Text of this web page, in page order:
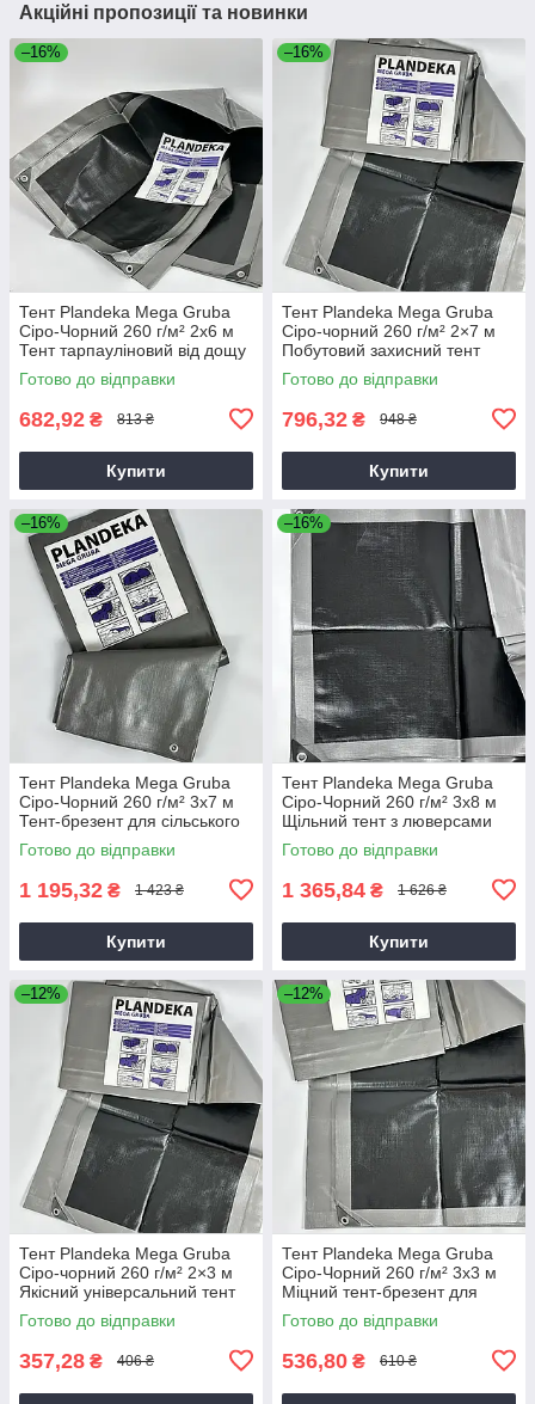
Акційні пропозиції та новинки
–16%
Тент Plandeka Mega Gruba
Сіро-Чорний 260 г/м² 2х6 м
Тент тарпауліновий від дощу
і снігу Тент-брезент для
навісів
Готово до відправки
682,92 ₴ 813 ₴
Купити
–16%
Тент Plandeka Mega Gruba
Сіро-чорний 260 г/м² 2×7 м
Побутовий захисний тент
Тент укривний
Готово до відправки
796,32 ₴ 948 ₴
Купити
–16%
Тент Plandeka Mega Gruba
Сіро-Чорний 260 г/м² 3х7 м
Тент-брезент для сільського
господарства
Готово до відправки
1 195,32 ₴ 1 423 ₴
Купити
–16%
Тент Plandeka Mega Gruba
Сіро-Чорний 260 г/м² 3х8 м
Щільний тент з люверсами
Готово до відправки
1 365,84 ₴ 1 626 ₴
Купити
–12%
Тент Plandeka Mega Gruba
Сіро-чорний 260 г/м² 2×3 м
Якісний універсальний тент
Готово до відправки
357,28 ₴ 406 ₴
–12%
Тент Plandeka Mega Gruba
Сіро-Чорний 260 г/м² 3х3 м
Міцний тент-брезент для
будівництва
Готово до відправки
536,80 ₴ 610 ₴